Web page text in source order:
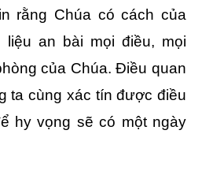
rằng Chúa có cách của
liệu an bài mọi điều, mọi
của Chúa. Điều quan
ta cùng xác tín được điều
hy vọng sẽ có một ngày